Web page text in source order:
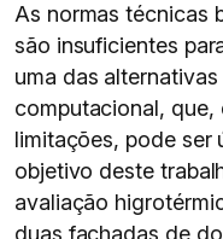
As normas técnicas
são insuficientes
uma das
computacional, que,
limitações, pode ser
objetivo deste
avaliação
duas fachadas de